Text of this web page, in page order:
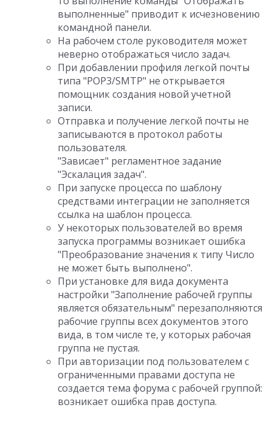
выполненные" приводит к исчезновению
командной панели.
На рабочем столе руководителя может
неверно отображаться число задач.
При добавлении профиля легкой почты
типа "POP3/SMTP" не открывается
помощник создания новой учетной
записи.
Отправка и получение легкой почты не
записываются в протокол работы
пользователя.
"Зависает" регламентное задание
"Эскалация задач".
При запуске процесса по шаблону
средствами интеграции не заполняется
ссылка на шаблон процесса.
У некоторых пользователей во время
запуска программы возникает ошибка
"Преобразование значения к типу Число
не может быть выполнено".
При установке для вида документа
настройки "Заполнение рабочей группы
является обязательным" перезаполняются
рабочие группы всех документов этого
вида, в том числе те, у которых рабочая
группа не пустая.
При авторизации под пользователем с
ограниченными правами доступа не
создается тема форума с рабочей группой:
возникает ошибка прав доступа.